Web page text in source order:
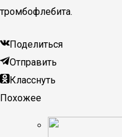
тромбофлебита.
Поделиться
Отправить
Класснуть
Похожее